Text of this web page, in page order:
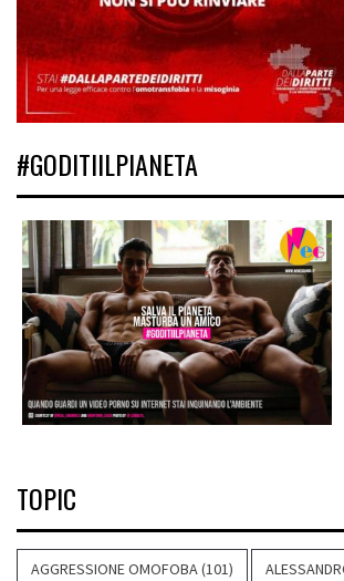
#GODITIILPIANETA
TOPIC
AGGRESSIONE OMOFOBA(101)